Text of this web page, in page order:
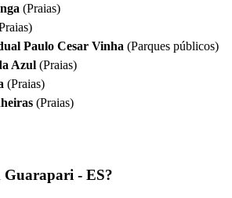
(Praias)
Paulo Cesar Vinha (Parques públicos)
Azul (Praias)
(Praias)
(Praias)
Guarapari - ES?